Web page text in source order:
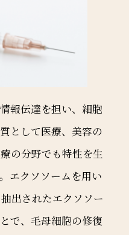
報伝達を担い、細胞
として医療、美容の
の分野でも特性を生
エクソソームを用い
出されたエクソソー
で、毛母細胞の修復